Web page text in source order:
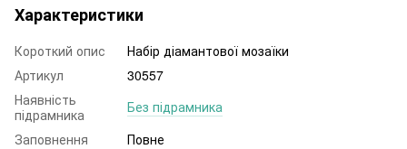
Характеристики
Короткий опис
Набір діамантової мозаїки
Артикул
30557
Наявність
підрамника
Без підрамника
Заповнення
Повне